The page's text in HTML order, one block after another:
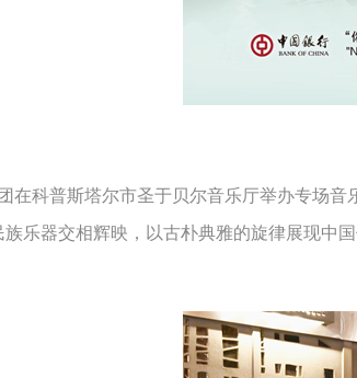
科普斯塔尔市圣于贝尔音乐厅举办专场音
乐器交相辉映，以古朴典雅的旋律展现中